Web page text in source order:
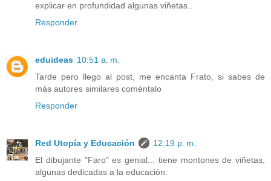
explicar en profundidad algunas viñetas..
Responder
eduideas 10:51 a. m.
Tarde pero llego al post, me encanta Frato, si sabes de
más autores similares coméntalo
Responder
Red Utopía y Educación
12:19 p. m.
El dibujante "Faro" es genial... tiene montones de viñetas,
algunas dedicadas a la educación: